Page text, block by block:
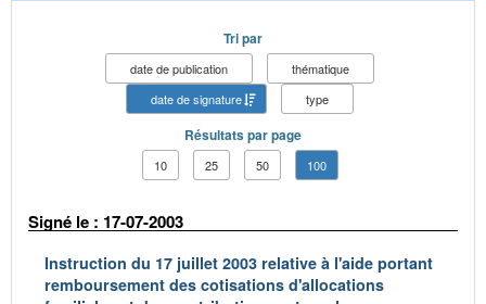
Tri par
date de publication
thématique
date de signature
type
Résultats par page
10 25 50 100
Signé le : 17-07-2003
Instruction du 17 juillet 2003 relative à l'aide portant
remboursement des cotisations d'allocations